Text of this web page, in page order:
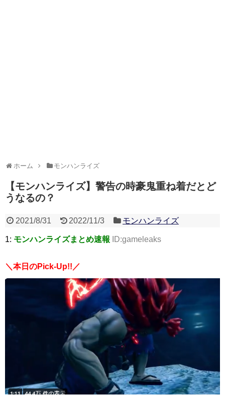
ホーム モンハンライズ
【モンハンライズ】警告の時豪鬼重ね着だとど
うなるの？
2021/8/31 2022/11/3 モンハンライズ
1: モンハンライズまとめ速報 ID:gameleaks
＼本日のPick-Up!!／